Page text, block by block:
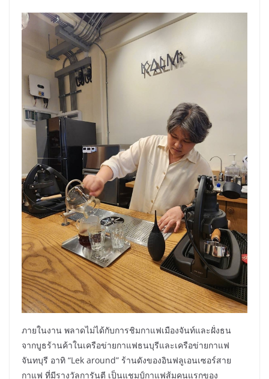
ภายในงาน พลาดไม่ได้กับการชิมกาแฟเมืองจันท์และฝั่งธน
จากบูธร้านค้าในเครือข่ายกาแฟธนบุรีและเครือข่ายกาแฟ
จันทบุรี อาทิ “Lek around” ร้านดังของอินฟลูเอนเซอร์สาย
กาแฟ ที่มีรางวัลการันตี เป็นแชมป์กาแฟส้มคนแรกของ